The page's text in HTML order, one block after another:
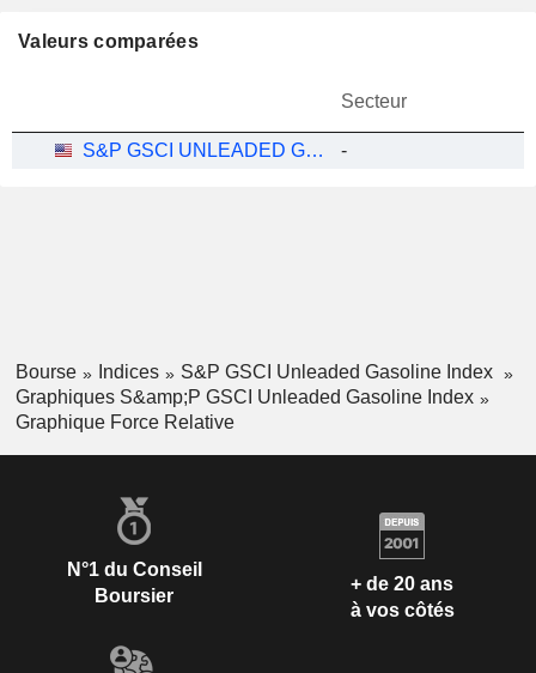
Valeurs comparées
Secteur
S&P GSCI UNLEADED GASOLINE INDEX -
Bourse Indices
S&P GSCI Unleaded Gasoline Index
Graphiques S&amp;P GSCI Unleaded Gasoline Index
Graphique Force Relative
N°1 du Conseil
Boursier
+ de 20 ans
à vos côtés